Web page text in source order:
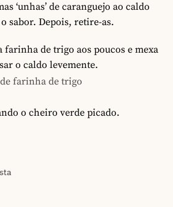
‘unhas’ de caranguejo ao caldo
sabor. Depois, retire-as.
farinha de trigo aos poucos e mexa
o caldo levemente.
farinha de trigo
o cheiro verde picado.